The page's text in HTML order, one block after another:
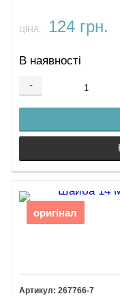
ЦІНА: 124 грн.
В наявності
-
оригінал
267766-7